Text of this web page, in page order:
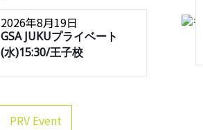
2026年8月19日
GSA JUKUプライベート
(水)15:30/王子校
PRV Event